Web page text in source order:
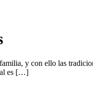
y con ello las
es […]